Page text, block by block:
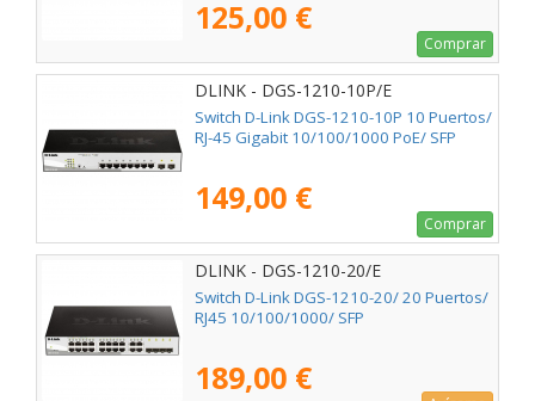
125,00 €
Comprar
DLINK - DGS-1210-10P/E
Switch D-Link DGS-1210-10P 10 Puertos/
RJ-45 Gigabit 10/100/1000 PoE/ SFP
149,00 €
Comprar
DLINK - DGS-1210-20/E
Switch D-Link DGS-1210-20/ 20 Puertos/
RJ45 10/100/1000/ SFP
189,00 €